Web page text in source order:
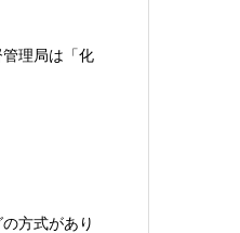
理局は「化
方式があり